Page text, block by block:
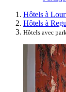
Hôtels à
Hôtels à
Hôtels avec